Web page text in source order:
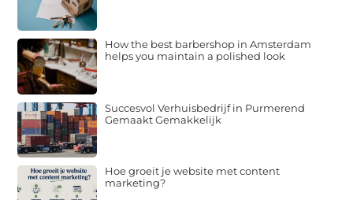
How the best barbershop in Amsterdam
helps you maintain a polished look
Succesvol Verhuisbedrijf in Purmerend
Gemaakt Gemakkelijk
Hoe groeit je website met content
marketing?